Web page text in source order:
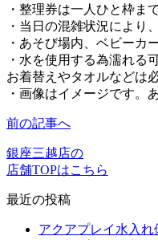
・整理券は一人ひと枠ま
・当日の混雑状況により
・あそび場内、ベビーカ
・水を使用する為濡れる
お着替えやタオルなどは
・画像はイメージです。
前の記事へ
銀座三越店の
店舗TOPはこちら
最近の投稿
アクアプレイ水入れ